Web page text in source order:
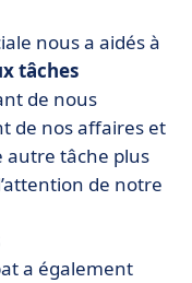
nous a aidés à
tâches
de nous
de nos affaires et
autre tâche plus
de notre
a également